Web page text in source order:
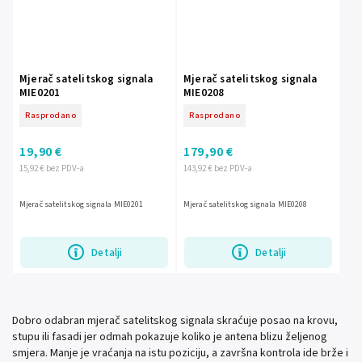
Mjerač satelitskog signala
MIE0201
Rasprodano
15,92 € bez PDV-a
19,90 €
Detalji
Mjerač satelitskog signala MIE0201
Mjerač satelitskog signala
MIE0208
Rasprodano
143,92 € bez PDV-a
179,90 €
Detalji
Mjerač satelitskog signala MIE0208
Dobro odabran mjerač satelitskog signala skraćuje posao na krovu,
stupu ili fasadi jer odmah pokazuje koliko je antena blizu željenog
smjera. Manje je vraćanja na istu poziciju, a završna kontrola ide brže i